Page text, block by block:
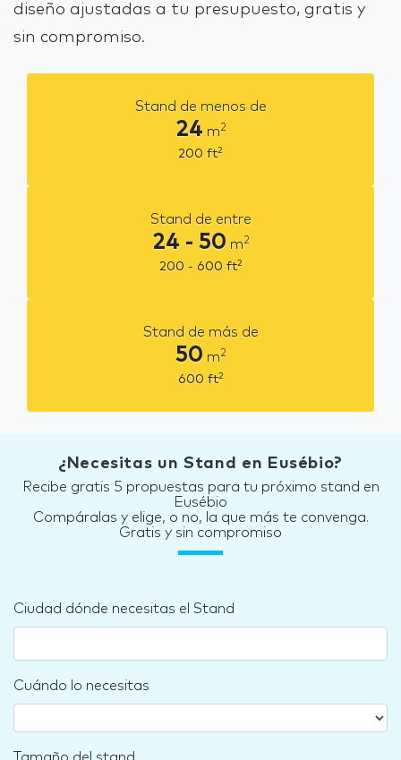
diseño ajustadas a tu presupuesto, gratis y
sin compromiso.
Stand de menos de
24 m2
200 ft2
Stand de entre
24 - 50 m2
200 - 600 ft2
Stand de más de
50 m2
600 ft2
¿Necesitas un Stand en Eusébio?
Recibe gratis 5 propuestas para tu próximo stand en
Eusébio
Compáralas y elige, o no, la que más te convenga.
Gratis y sin compromiso
Ciudad dónde necesitas el Stand
Cuándo lo necesitas
Tamaño del stand